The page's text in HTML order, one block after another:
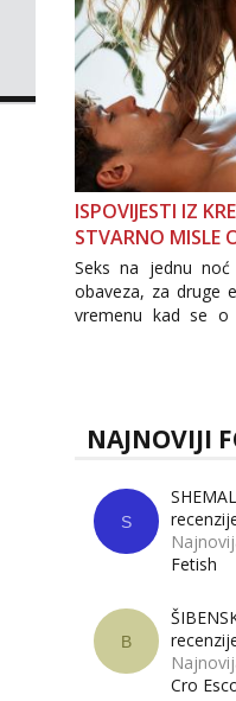
ISPOVIJESTI IZ
STVARNO MISLE
Seks na jednu
obaveza, za druge
vremenu kad se o
tema „jedne noći
NAJNOVIJI
S
Fetish
B
Cro